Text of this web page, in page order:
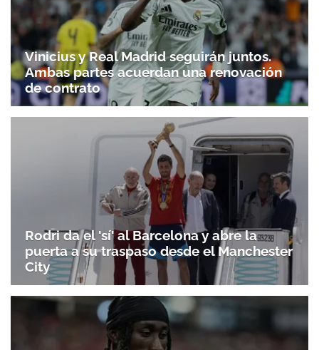
Vinicius y Real Madrid seguirán juntos.
Ambas partes acuerdan una renovación
de contrato
Rodri da el 'sí' al Barcelona y abre la
puerta a su traspaso desde el Manchester
City